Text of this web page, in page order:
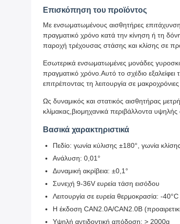
Επισκόπηση του προϊόντος
Με ενσωματωμένους αισθητήρες
πραγματικό χρόνο κατά την κίνηση ή τη
παροχή τρέχουσας στάσης και κλίσης σε
Εσωτερικά ενσωματωμένες μονάδες
πραγματικό χρόνο.Αυτό το σχέδιο
επιτρέποντας τη λειτουργία σε
Ως δυναμικός και στατικός αισθητήρας
κλίμακας,βιομηχανικά περιβάλλοντα
Βασικά χαρακτηριστικά
Πεδίο: γωνία κύλισης ±180°, γωνία
Ανάλυση: 0,01°
Δυναμική ακρίβεια: ±0,1°
Συνεχή 9-36V ευρεία τάση εισόδου
Λειτουργία σε ευρεία θερμοκρασία: -
Η έκδοση CAN2.0A/CAN2.0B
Υψηλή αντιδοντική απόδοση: > 2000g